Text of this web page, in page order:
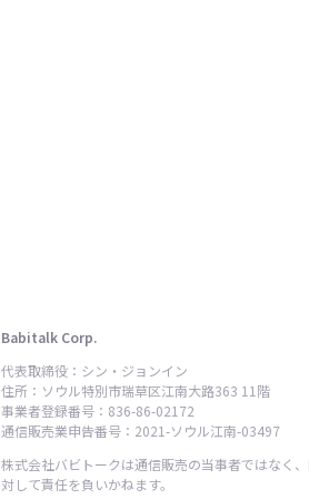
Babitalk Corp.
代表取締役：シン・ジョンイン
住所：ソウル特別市瑞草区江南大路363 11階
事業者登録番号：836-86-02172
通信販売業申告番号：2021-ソウル江南-03497
株式会社バビトークは通信販売の当事者ではなく
対して責任を負いかねます。